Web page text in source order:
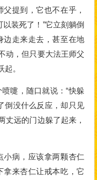
提到，它也不在乎，
装死了！”它立刻躺倒
边走来走去，甚至在地
动，但只要大法王师父
起。
嚏，随口就说：“快躲
倒没什么反应，却只见
丈远的门边躲了起来，
小病，应该拿两颗杏仁
拿来杏仁让戒本吃，它